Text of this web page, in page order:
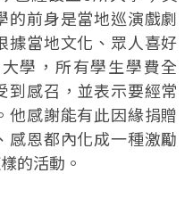
的前身是當地巡演戲劇
據當地文化、眾人喜好
學，所有學生學費全
到感召，並表示要經常
他感謝能有此因緣捐贈
感恩都內化成一種激勵
的活動。